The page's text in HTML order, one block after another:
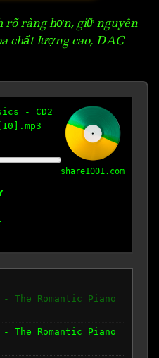
ràng hơn, giữ nguyên
chất lượng cao, DAC
- CD2
share1001.com
The Romantic Piano
The Romantic Piano